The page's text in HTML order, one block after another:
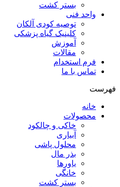
بستر کشت
واحد فنی
توصیه کودی آلکان
کلینیک گیاه پزشکی
آموزش
مقالات
فرم استخدام
تماس با ما
فهرست
خانه
محصولات
خاکی و چالکود
آبیاری
محلول پاشی
بذر مال
یاورها
خانگی
بستر کشت